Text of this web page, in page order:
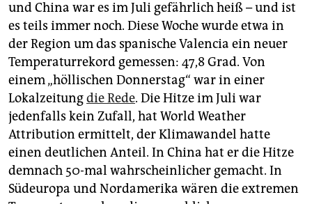
und China war es im Juli gefährlich heiß – und ist
es teils immer noch. Diese Woche wurde etwa in
der Region um das spanische Valencia ein neuer
Temperaturrekord gemessen: 47,8 Grad. Von
einem „höllischen Donnerstag“ war in einer
Lokalzeitungdie Rede. Die Hitze im Juli war
jedenfalls kein Zufall, hat World Weather
Attribution ermittelt, der Klimawandel hatte
einen deutlichen Anteil. In China hat er die Hitze
demnach 50-mal wahrscheinlicher gemacht. In
Südeuropa und Nordamerika wären die extremen